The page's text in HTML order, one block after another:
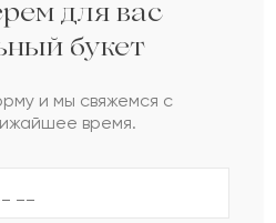
маме, очень
очень свежий и
вам большое?
для вас
букет
и мы свяжемся с
время.